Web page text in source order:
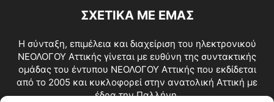
ΣΧΕΤΙΚΑ ΜΕ ΕΜΑΣ
Η σύνταξη, επιμέλεια και διαχείριση του ηλεκτρονικού
ΝΕΟΛΟΓΟΥ Αττικής γίνεται με ευθύνη της συντακτικής
ομάδας του έντυπου ΝΕΟΛΟΓΟΥ Αττικής που εκδίδεται
από το 2005 και κυκλοφορεί στην ανατολική Αττική με
έδρα την Παλλήνη.